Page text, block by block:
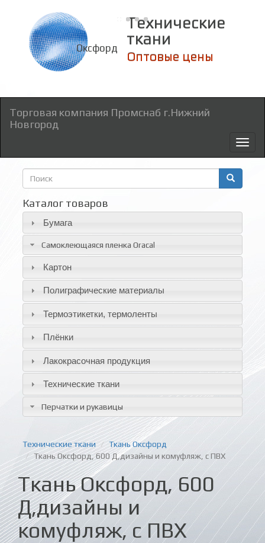
Технические
ткани
Оксфорд
Оптовые цены
Торговая компания Промснаб г.Нижний
Новгород
Форма
поиска
Каталог товаров
Бумага
Самоклеющаяся пленка Oracal
Картон
Полиграфические материалы
Термоэтикетки, термоленты
Плёнки
Лакокрасочная продукция
Технические ткани
Перчатки и рукавицы
Технические ткани
Ткань Оксфорд
Ткань Оксфорд, 600 Д,дизайны и комуфляж, с ПВХ
Ткань Оксфорд, 600
Д,дизайны и
комуфляж, с ПВХ